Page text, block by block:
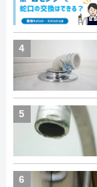
4
5
6